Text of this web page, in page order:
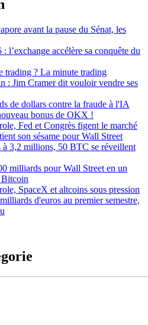
avant la pause du Sénat, les
l’exchange accélère sa conquête du
trading ? La minute trading
: Jim Cramer dit vouloir vendre ses
de dollars contre la fraude à l'IA
bonus de OKX !
Fed et Congrès figent le marché
son sésame pour Wall Street
3,2 millions, 50 BTC se réveillent
milliards pour Wall Street en un
Bitcoin
SpaceX et altcoins sous pression
d'euros au premier semestre,